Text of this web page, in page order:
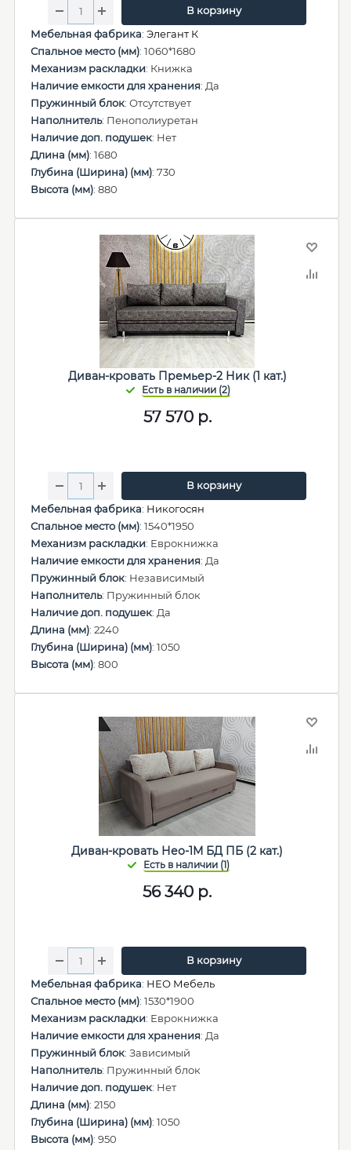
В корзину
Мебельная фабрика: Элегант К
Спальное место (мм): 1060*1680
Механизм раскладки: Книжка
Наличие емкости для хранения: Да
Пружинный блок: Отсутствует
Наполнитель: Пенополиуретан
Наличие доп. подушек: Нет
Длина (мм): 1680
Глубина (Ширина) (мм): 730
Высота (мм): 880
Диван-кровать Премьер-2 Ник (1 кат.)
57 570р.
В корзину
Мебельная фабрика: Никогосян
Спальное место (мм): 1540*1950
Механизм раскладки: Еврокнижка
Наличие емкости для хранения: Да
Пружинный блок: Независимый
Наполнитель: Пружинный блок
Наличие доп. подушек: Да
Длина (мм): 2240
Глубина (Ширина) (мм): 1050
Высота (мм): 800
Диван-кровать Нео-1М БД ПБ (2 кат.)
56 340 р.
В корзину
Мебельная фабрика: НЕО Мебель
Спальное место (мм): 1530*1900
Механизм раскладки: Еврокнижка
Наличие емкости для хранения: Да
Пружинный блок: Зависимый
Наполнитель: Пружинный блок
Наличие доп. подушек: Нет
Длина (мм): 2150
Глубина (Ширина) (мм): 1050
Высота (мм): 950